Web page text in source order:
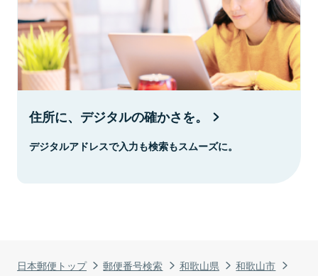
日本郵便トップ 郵便番号検索 和歌山県
和歌山市
住所に、デジタルの確かさを。
デジタルアドレスで入力も検索もスムーズに。